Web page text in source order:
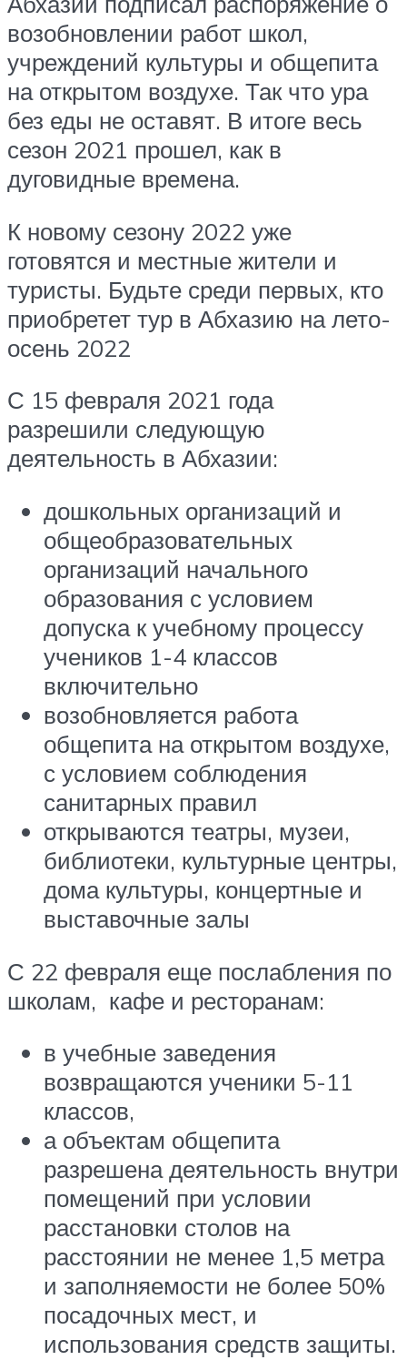
возобновлении работ школ,
учреждений культуры и общепита
на открытом воздухе. Так что ура
без еды не оставят. В итоге весь
сезон 2021 прошел, как в
дуговидные времена.
К новому сезону 2022 уже
готовятся и местные жители и
туристы. Будьте среди первых, кто
приобретет тур в Абхазию на лето-
осень 2022
С 15 февраля 2021 года
разрешили следующую
деятельность в Абхазии:
дошкольных организаций и
общеобразовательных
организаций начального
образования с условием
допуска к учебному процессу
учеников 1-4 классов
включительно
возобновляется работа
общепита на открытом воздухе,
с условием соблюдения
санитарных правил
открываются театры, музеи,
библиотеки, культурные центры,
дома культуры, концертные и
выставочные залы
С 22 февраля еще послабления по
школам, кафе и ресторанам:
в учебные заведения
возвращаются ученики 5-11
классов,
а объектам общепита
разрешена деятельность внутри
помещений при условии
расстановки столов на
расстоянии не менее 1,5 метра
и заполняемости не более 50%
посадочных мест, и
использования средств защиты.